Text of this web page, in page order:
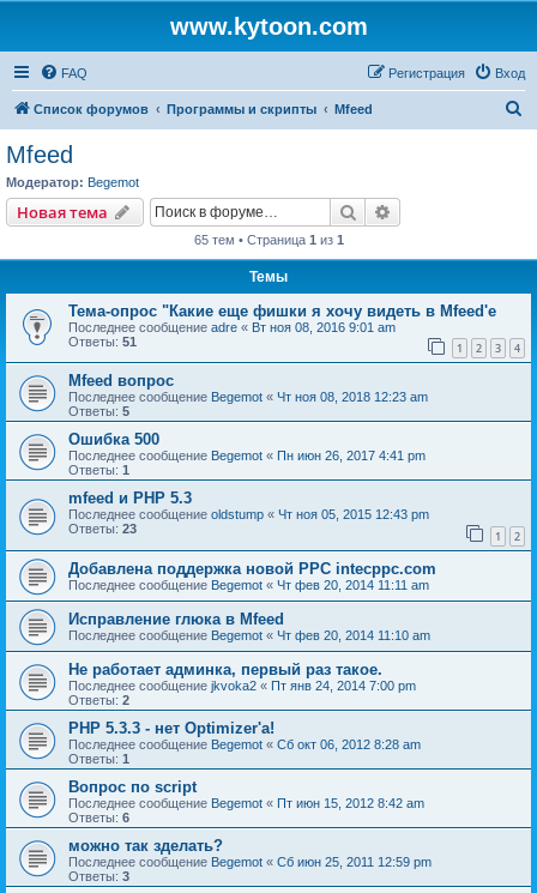
www.kytoon.com
FAQ Вход
Регистрация
Список форумов Программы и скрипты Mfeed
Mfeed
Модератор: Begemot
Новая тема Поиск
65 тем • Страница 1 из 1
Темы
Тема-опрос "Какие еще фишки я хочу видеть в Mfeed'е
Последнее сообщение adre « Вт ноя 08, 2016 9:01 am
Ответы: 51 1 2 3 4
Mfeed вопрос
Последнее сообщение Begemot « Чт ноя 08, 2018 12:23 am
Ответы: 5
Ошибка 500
Последнее сообщение Begemot « Пн июн 26, 2017 4:41 pm
Ответы: 1
mfeed и PHP 5.3
Последнее сообщение oldstump « Чт ноя 05, 2015 12:43 pm
Ответы: 23 1 2
Добавлена поддержка новой PPC intecppc.com
Последнее сообщение Begemot « Чт фев 20, 2014 11:11 am
Исправление глюка в Mfeed
Последнее сообщение Begemot « Чт фев 20, 2014 11:10 am
Не работает админка, первый раз такое.
Последнее сообщение jkvoka2 « Пт янв 24, 2014 7:00 pm
Ответы: 2
PHP 5.3.3 - нет Optimizer'а!
Последнее сообщение Begemot « Сб окт 06, 2012 8:28 am
Ответы: 1
Вопрос по script
Последнее сообщение Begemot « Пт июн 15, 2012 8:42 am
Ответы: 6
можно так зделать?
Последнее сообщение Begemot « Сб июн 25, 2011 12:59 pm
Ответы: 3